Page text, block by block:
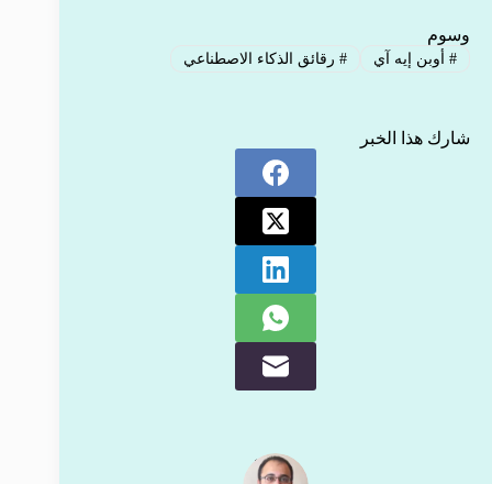
وسوم
#أوبن إيه آي #رقائق الذكاء الاصطناعي
شارك هذا الخبر